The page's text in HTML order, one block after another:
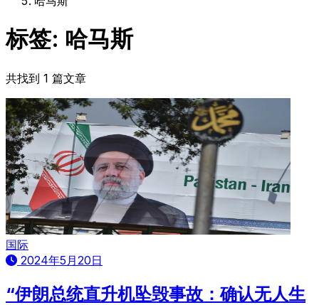
标签: 哈马斯
共找到 1 篇文章
国际
2024年5月20日
“伊朗总统直升机坠毁事故：确认无人生